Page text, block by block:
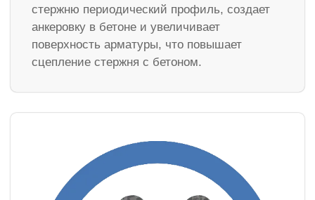
стержню периодический профиль, создает
анкеровку в бетоне и увеличивает
поверхность арматуры, что повышает
сцепление стержня с бетоном.